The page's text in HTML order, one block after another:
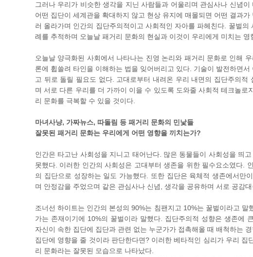
그러나 우리가 비슷한 생각을 지닌 사람들과 어울리며 관심사나 신념
어떤 집단이 세계관을 확대하지 않고 현상 유지에 매몰되면 어떤 결과
러 올라가며 인간의 집단주의적이고 사회적인 자아를 파헤친다. 꿀벌
례를 추적하며 오늘날 패거리 문화의 현실과 이것이 우리에게 미치는 영
오늘날 양극화된 사회에서 나타나는 진영 논리와 패거리 문화로 인해
론에 휩쓸려 타인을 이해하는 법을 잊어버리고 있다. 기술이 발전하면
고 뒤로 돌릴 필요도 없다. 고대로부터 내려온 우리 내면의 집단주의
며 서로 다른 우리를 더 가까이 이을 수 있도록 도와줄 사회적 테크놀
리 문화를 극복할 수 있을 것이다.
마녀사냥, 가짜뉴스, 따돌림 등 패거리 문화의 민낯들
잘못된 패거리 문화는 우리에게 어떤 영향을 끼치는가?
인간은 타고난 사회성을 지니고 태어난다. 많은 동물들이 사회성을 띄
못했다. 이러한 인간의 사회성은 고대부터 생존을 위한 필수요소였다.
의 집단으로 성장하는 일도 가능했다. 또한 집단은 육체적 생존에서만
며 안정감을 주었으며 같은 관심사나 신념, 생각을 공유하며 서로 공감
조너선 하이트는 인간의 본성의 90%는 침팬지고 10%는 꿀벌이라고
가는 존재이기에 10%의 꿀벌이라 말했다. 집단주의적 성향은 생존에
자신이 속한 집단에 집단과 관련 없는 누군가가 접촉해올 때 배척하는
집단에 영향을 줄 것이라 판단한다면? 이러한 베타적인 심리가 우리
리 문화라는 잘못된 모습으로 나타났다.